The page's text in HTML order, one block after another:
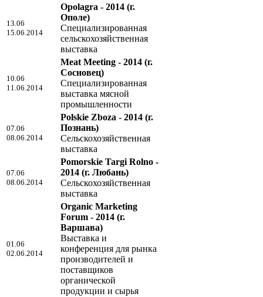
13.06
15.06.2014
Opolagra - 2014 (г.
Ополе)
Специализированная
сельскохозяйственная
выставка
10.06
11.06.2014
Meat Meeting - 2014 (г.
Сосновец)
Специализированная
выставка мясной
промышленности
07.06
08.06.2014
Polskie Zboza - 2014 (г.
Познань)
Сельскохозяйственная
выставка
07.06
08.06.2014
Pomorskie Targi Rolno -
2014 (г. Любань)
Сельскохозяйственная
выставка
01.06
02.06.2014
Organic Marketing
Forum - 2014 (г.
Варшава)
Выставка и
конференция для рынка
производителей и
поставщиков
органической
продукции и сырья